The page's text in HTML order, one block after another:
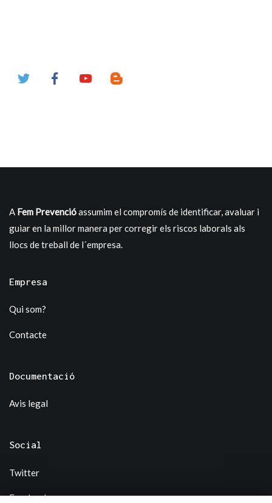
A Fem Prevencióassumim el compromís de identificar, avaluar i
guiar en la millor manera per corregir els riscos laborals als
llocs de treball de l´empresa.
Empresa
Qui som?
Contacte
Documentació
Avis legal
Social
Twitter
Facebook